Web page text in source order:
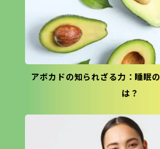
アボカドの知られざる力：睡眠
は？